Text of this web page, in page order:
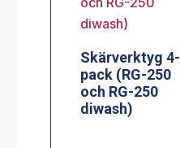
Skärverktyg 4-
pack (RG-250
och RG-250
diwash)